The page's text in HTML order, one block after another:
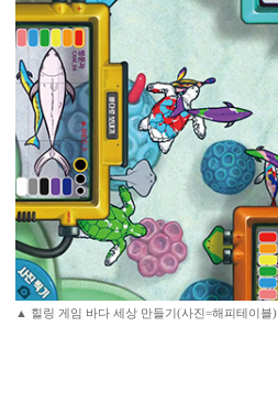
▲ 힐링 게임 바다 세상 만들기(사진=해피테이블)